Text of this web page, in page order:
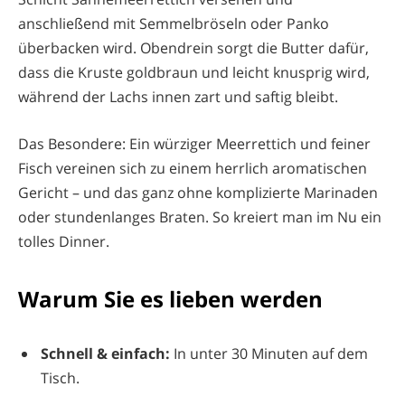
anschließend mit Semmelbröseln oder Panko
überbacken wird. Obendrein sorgt die Butter dafür,
dass die Kruste goldbraun und leicht knusprig wird,
während der Lachs innen zart und saftig bleibt.
Das Besondere: Ein würziger Meerrettich und feiner
Fisch vereinen sich zu einem herrlich aromatischen
Gericht – und das ganz ohne komplizierte Marinaden
oder stundenlanges Braten. So kreiert man im Nu ein
tolles Dinner.
Warum Sie es lieben werden
Schnell & einfach: In unter 30 Minuten auf dem
Tisch.